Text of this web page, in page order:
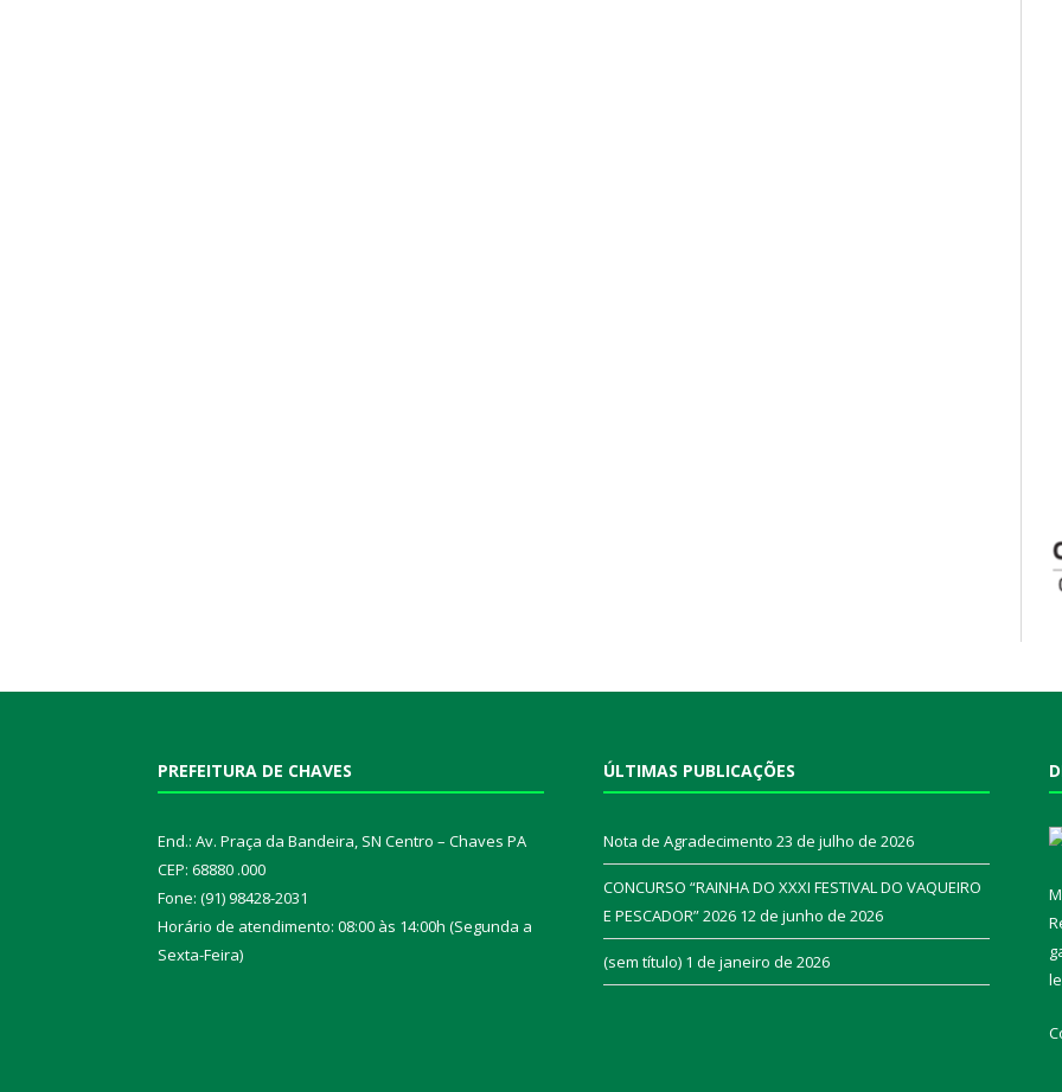
PREFEITURA DE CHAVES
End.: Av. Praça da Bandeira, SN Centro – Chaves PA
CEP: 68880 .000
Fone: (91) 98428-2031
Horário de atendimento: 08:00 às 14:00h (Segunda a
Sexta-Feira)
ÚLTIMAS PUBLICAÇÕES
Nota de Agradecimento 23 de julho de 2026
CONCURSO “RAINHA DO XXXI FESTIVAL DO VAQUEIRO
E PESCADOR” 2026 12 de junho de 2026
(sem título) 1 de janeiro de 2026